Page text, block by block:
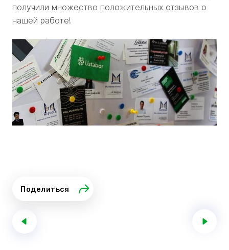
получили множество положительных отзывов о
нашей работе!
Поделиться